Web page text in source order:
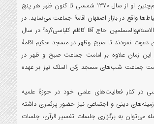
شرکت می‌کنند. هم‌چنین او از سال 1370 شمسی تا کنون ظهر هر پنج
واقع در بازار اصفهان اقامۀ جماعت می‌نماید. در
حاج آقا کاظم کلباسی؟ره؟ در سال
دعوت نمودند تا صبح وظهر در مسجد حکیم اقامۀ
این زمان علاوه بر امامت جماعت صبح و ظهر در
جماعت شب‌های مسجد رکن الملک نیز بر عهده
در کنار فعالیت‌های علمی خود در حوزۀ علمیه
دینی و اجتماعی نیز حضور پرثمری داشته
می‌توان به برگزاری جلسات تفسیر قرآن، جلسات